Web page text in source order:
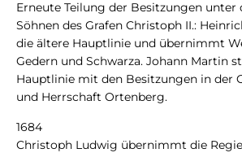
Erneute Teilung der Besitzungen unter
Söhnen des Grafen Christoph II.:
die ältere Hauptlinie und übernimmt
Gedern und Schwarza. Johann Martin
Hauptlinie mit den Besitzungen in der
und Herrschaft Ortenberg.
1684
Christoph Ludwig übernimmt die